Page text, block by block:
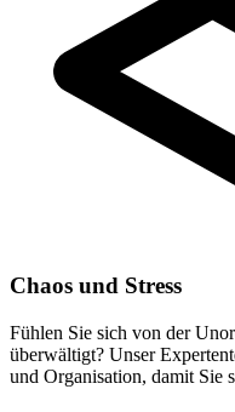
Chaos und Stress
Fühlen Sie sich von der
überwältigt? Unser
und Organisation, damit Sie